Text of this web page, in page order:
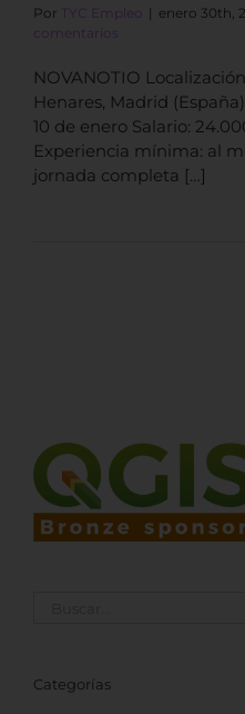
Por TYC Empleo | enero 30th,
comentarios
NOVANOTIO
Henares, Madrid
10 de enero Salario:
Experiencia mínima: al
jornada completa […]
Categorías